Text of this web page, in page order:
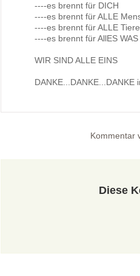
----es brennt für DICH
----es brennt für ALLE
----es brennt für ALLE Tiere
----es brennt für AllES
WIR SIND ALLE EINS
DANKE...DANKE...DANKE
Kommentar
Diese